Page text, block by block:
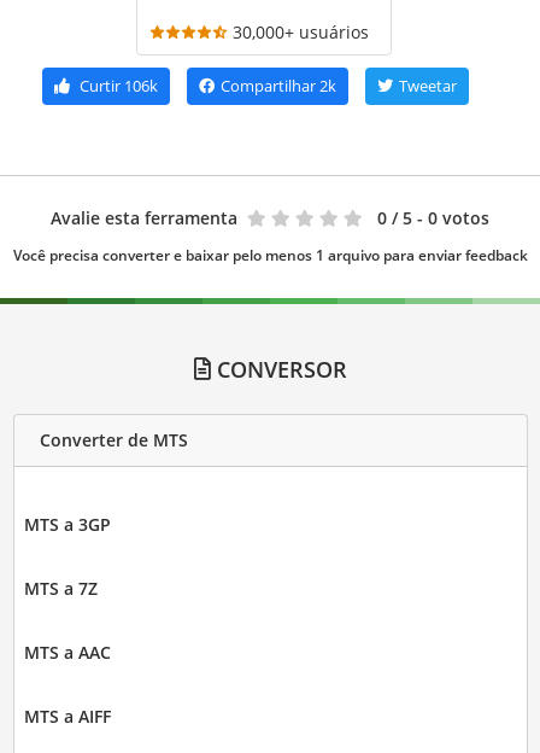
30,000+ usuários
Curtir 106k Compartilhar2k Tweetar
Avalie esta ferramenta 0 / 5 - 0 votos
Você precisa converter e baixar pelo menos 1 arquivo para enviar feedback
CONVERSOR
Converter de MTS
MTS a 3GP
MTS a 7Z
MTS a AAC
MTS a AIFF